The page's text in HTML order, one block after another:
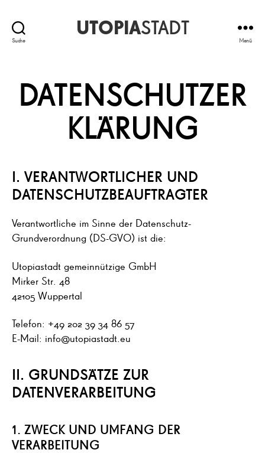
Suche
UTOPIASTADT
Menü
DATENSCHUTZER
KLÄRUNG
I. VERANTWORTLICHER UND
DATENSCHUTZBEAUFTRAGTER
Verantwortliche im Sinne der Datenschutz-
Grundverordnung (DS-GVO) ist die:
Utopiastadt gemeinnützige GmbH
Mirker Str. 48
42105 Wuppertal
Telefon: +49 202 39 34 86 57
E-Mail: info@utopiastadt.eu
II. GRUNDSÄTZE ZUR
DATENVERARBEITUNG
1. ZWECK UND UMFANG DER
VERARBEITUNG